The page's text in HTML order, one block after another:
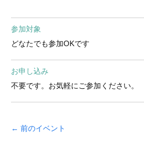
参加対象
どなたでも参加OKです
お申し込み
不要です。お気軽にご参加ください。
← 前のイベント